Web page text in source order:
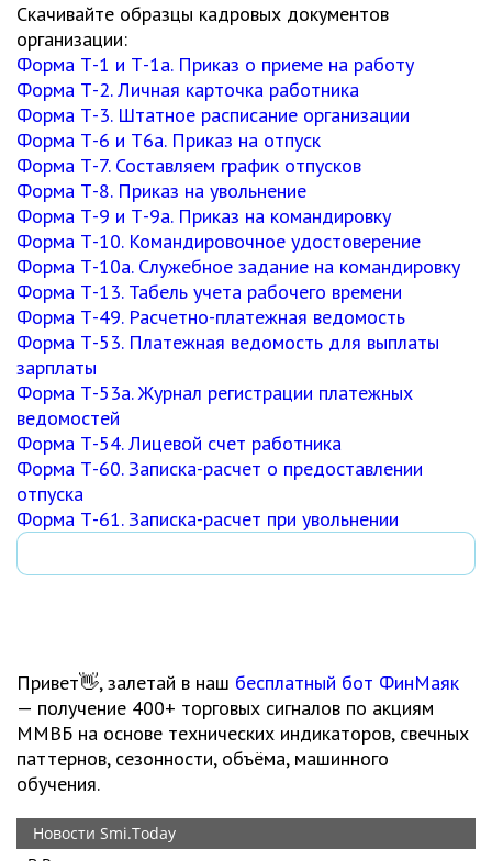
Скачивайте образцы кадровых документов
организации:
Форма Т-1 и Т-1а. Приказ о приеме на работу
Форма Т-2. Личная карточка работника
Форма Т-3. Штатное расписание организации
Форма Т-6 и Т6а. Приказ на отпуск
Форма Т-7. Составляем график отпусков
Форма Т-8. Приказ на увольнение
Форма Т-9 и Т-9а. Приказ на командировку
Форма Т-10. Командировочное удостоверение
Форма Т-10а. Cлужебное задание на командировку
Форма Т-13. Табель учета рабочего времени
Форма Т-49. Расчетно-платежная ведомость
Форма Т-53. Платежная ведомость для выплаты
зарплаты
Форма Т-53а. Журнал регистрации платежных
ведомостей
Форма Т-54. Лицевой счет работника
Форма Т-60. Записка-расчет о предоставлении
отпуска
Форма Т-61. Записка-расчет при увольнении
Привет👋, залетай в наш бесплатный бот ФинМаяк
— получение 400+ торговых сигналов по акциям
ММВБ на основе технических индикаторов, свечных
паттернов, сезонности, объёма, машинного
обучения.